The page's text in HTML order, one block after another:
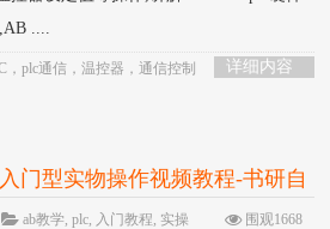
....
详细内容
，plc通信 ，温控器 ，通信控制
门型实物操作视频教程-书研自
制作
HOT
ab教学,plc, 入门教程, 实操
围观1668